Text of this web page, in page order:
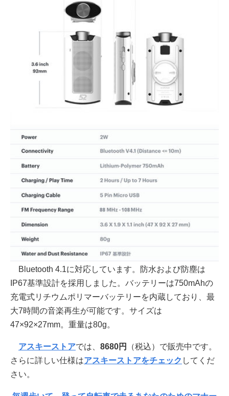
Bluetooth 4.1に対応しています。防水および防塵は
IP67基準設計を採用しました。バッテリーは750mAhの
充電式リチウムポリマーバッテリーを内蔵しており、最
大7時間の音楽再生が可能です。サイズは
47×92×27mm。重量は80g。
アスキーストアでは、 8680円
（税込）で販売中です。
さらに詳しい仕様はアスキーストアをチェック してくだ
さい。